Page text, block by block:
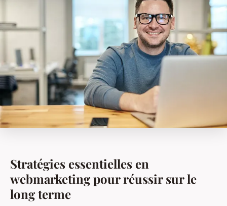
Stratégies essentielles en
webmarketing pour réussir sur le
long terme